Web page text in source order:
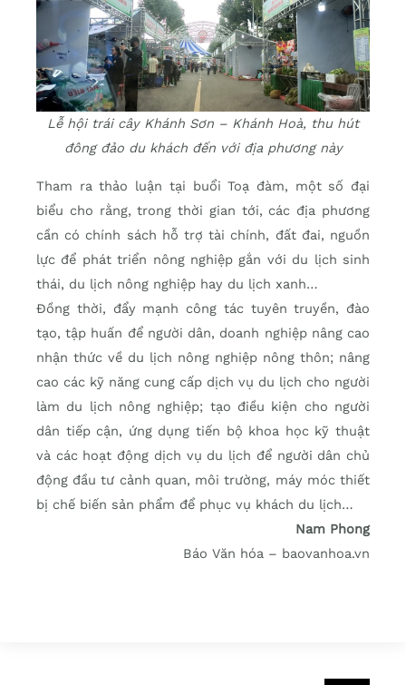
Lễ hội trái cây Khánh Sơn – Khánh Hoà, thu hút
đông đảo du khách đến với địa phương này
Tham ra thảo luận tại buổi Toạ đàm, một số đại
biểu cho rằng, trong thời gian tới, các địa phương
cần có chính sách hỗ trợ tài chính, đất đai, nguồn
lực để phát triển nông nghiệp gắn với du lịch sinh
thái, du lịch nông nghiệp hay du lịch xanh…
Đồng thời, đẩy mạnh công tác tuyên truyền, đào
tạo, tập huấn để người dân, doanh nghiệp nâng cao
nhận thức về du lịch nông nghiệp nông thôn; nâng
cao các kỹ năng cung cấp dịch vụ du lịch cho người
làm du lịch nông nghiệp; tạo điều kiện cho người
dân tiếp cận, ứng dụng tiến bộ khoa học kỹ thuật
và các hoạt động dịch vụ du lịch để người dân chủ
động đầu tư cảnh quan, môi trường, máy móc thiết
bị chế biến sản phẩm để phục vụ khách du lịch…
Nam Phong
Báo Văn hóa – baovanhoa.vn